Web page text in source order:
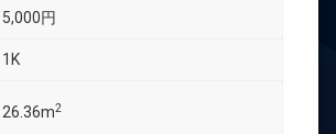
5,000円
1K
26.36m2